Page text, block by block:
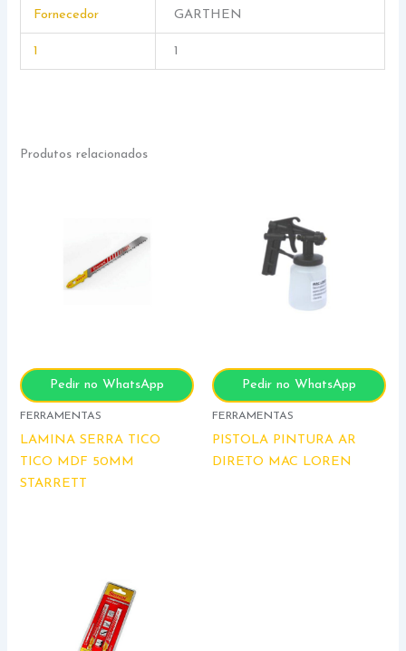
Fornecedor GARTHEN
1 1
Produtos relacionados
Pedir no WhatsApp
FERRAMENTAS
LAMINA SERRA TICO
TICO MDF 50MM
STARRETT
Pedir no WhatsApp
FERRAMENTAS
PISTOLA PINTURA AR
DIRETO MAC LOREN